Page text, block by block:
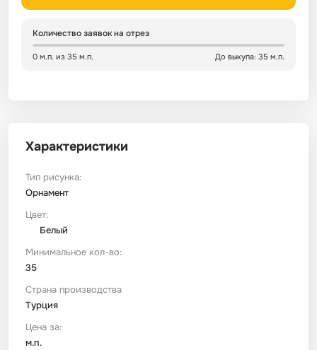
Количество заявок на отрез
0 м.п. из 35 м.п. До выкупа: 35 м.п.
Характеристики
Тип рисунка:
Орнамент
Цвет:
Белый
Минимальное кол-во:
35
Страна производства
Турция
Цена за:
м.п.
Сатин
Сатин Страйп
Сатин Твил
Сетка
Ситец
Спанбонд
ТиСи Твил
Трикотаж
Фланель
Флис
Зеленый
Детский
Город / архитектура
Морская тема
Космос
Техника / транспорт
Этнический